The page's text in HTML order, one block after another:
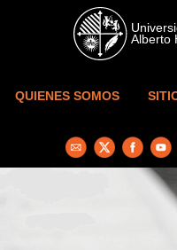
Skip to main content
QUIENES SOMOS